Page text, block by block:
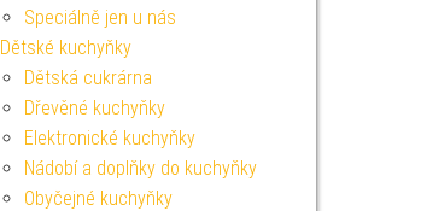
Speciálně jen u nás
Dětské kuchyňky
Dětská cukrárna
Dřevěné kuchyňky
Elektronické kuchyňky
Nádobí a doplňky do kuchyňky
Obyčejné kuchyňky